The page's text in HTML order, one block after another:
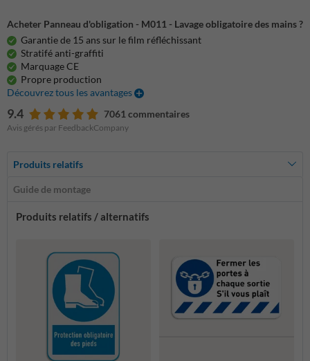
Acheter Panneau d'obligation - M011 - Lavage obligatoire des mains ?
Garantie de 15 ans sur le film réfléchissant
Stratifé anti-graffiti
Marquage CE
Propre production
Découvrez tous les avantages
9.4 7061 commentaires
Avis gérés par FeedbackCompany
Produits relatifs
Guide de montage
Produits relatifs / alternatifs